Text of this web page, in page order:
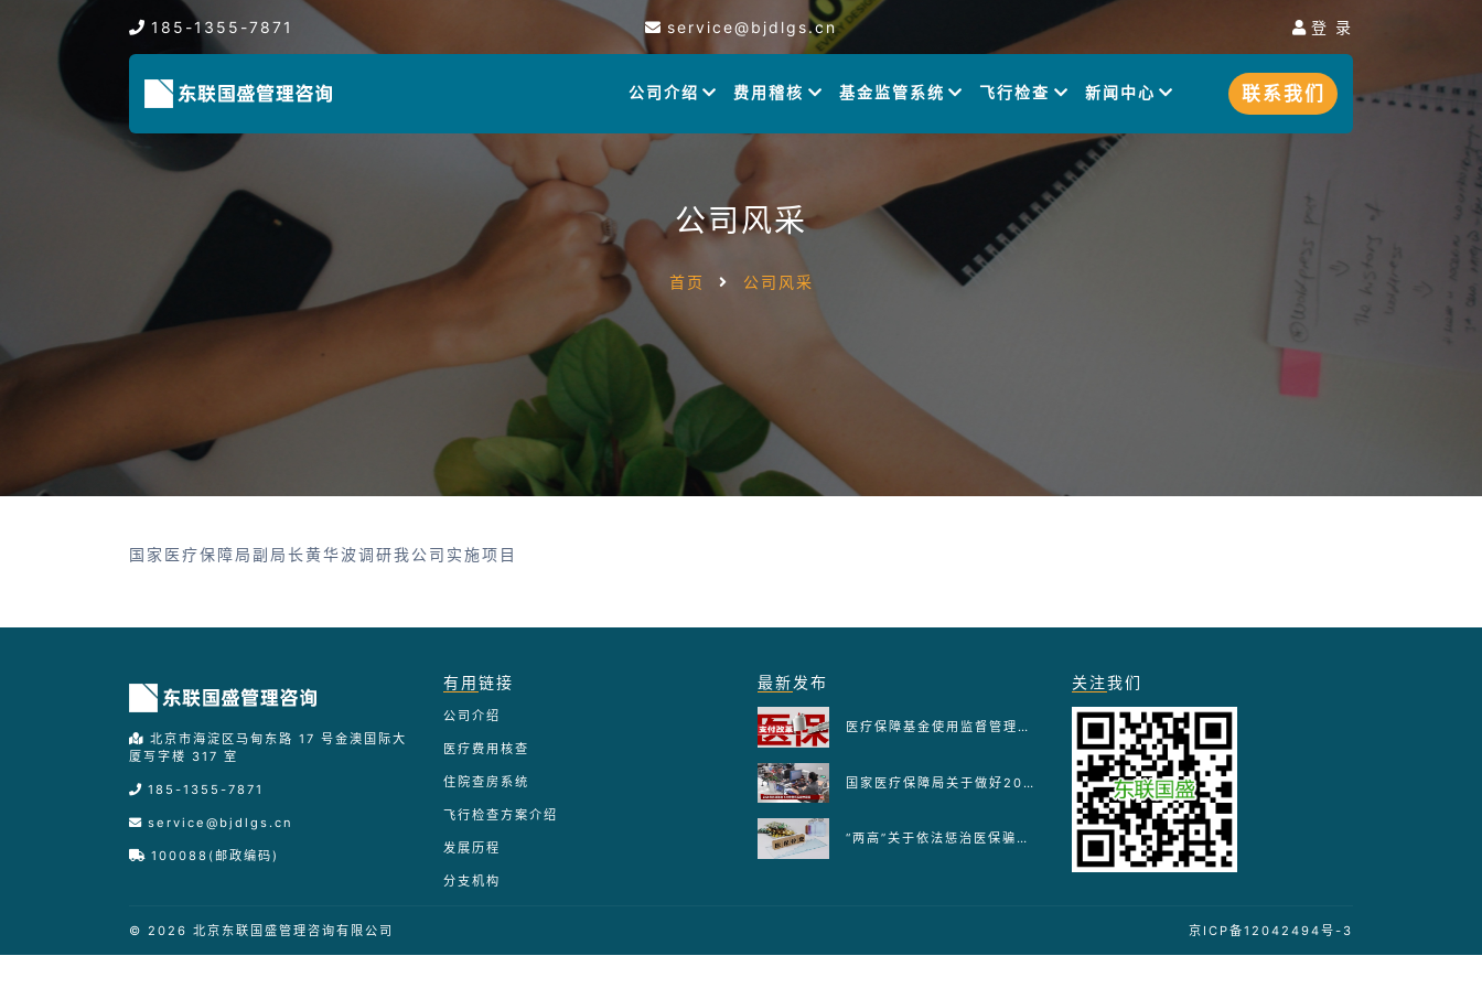
185-1355-7871 service@bjdlgs.cn 登 录
公司介绍 费用稽核 基金监管系统 飞行检查 新闻中心 联系我们
公司风采
首页 公司风采
国家医疗保障局副局长黄华波调研我公司实施项目
北京市海淀区马甸东路 17 号金澳国际大
厦写字楼 317 室
185-1355-7871
service@bjdlgs.cn
100088(邮政编码)
有用链接
公司介绍
医疗费用核查
住院查房系统
飞行检查方案介绍
发展历程
分支机构
最新发布
医疗保障基金使用监督管理条例实施细则
国家医疗保障局关于做好2026年医疗保障基金监管工作的通知
“两高”关于依法惩治医保骗保犯罪典型案例
关注我们
© 2026 北京东联国盛管理咨询有限公司 京ICP备12042494号-3